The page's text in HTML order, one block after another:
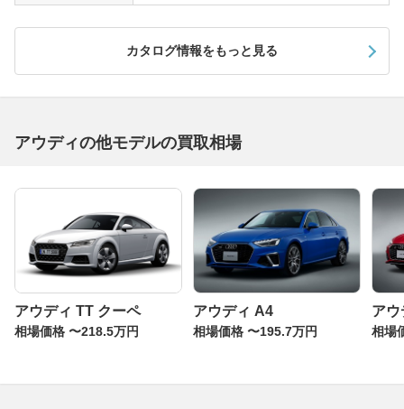
カタログ情報をもっと見る
アウディの他モデルの買取相場
アウディ TT クーペ
相場価格 〜218.5万円
アウディ A4
相場価格 〜195.7万円
アウ
相場